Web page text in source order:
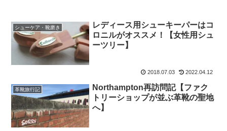
シューケア・靴磨き
レディース用シューキーパーはコ
ロニルがオススメ！【女性用シュ
ーツリー】
2018.07.03 2022.04.12
革靴旅行記
Northampton再訪問記【ファク
トリーショップが並ぶ革靴の聖地
へ】